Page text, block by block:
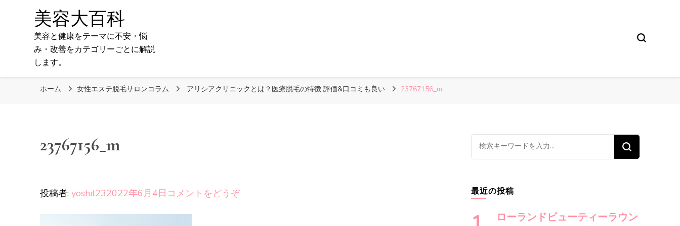
美容大百科
美容と健康をテーマに不安・悩
み・改善をカテゴリーごとに解説
します。
ホーム 女性エステ脱毛サロンコラム アリシアクリニックとは？医療脱毛の特徴 評価&口コミも良い 23767156_m
23767156_m
投稿者: yoshit232022年6月4日 コメントをどうぞ(23767156_m)
な
に
お
探
し
最近の投稿
ローランドビューティーラウン